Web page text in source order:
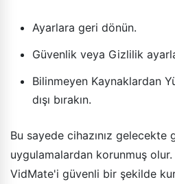
Ayarlara geri dönün.
Güvenlik veya Gizlilik
Bilinmeyen Kaynaklardan
dışı bırakın.
Bu sayede cihazınız gelecekte
uygulamalardan korunmuş olur.
VidMate'i güvenli bir şekilde